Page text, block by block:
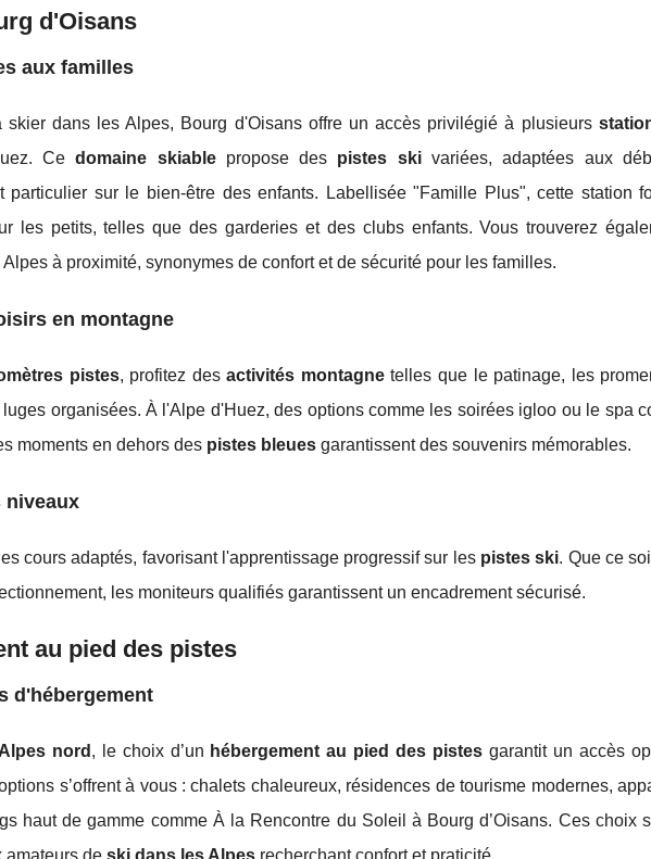
d'Oisans
aux familles
skier dans les Alpes, Bourg d'Oisans offre un accès privilégié à plusieurs
Cedomaine skiablepropose des pistes skivariées, adaptées aux
particulier sur le bien-être des enfants. Labellisée "Famille Plus", cette station
les petits, telles que des garderies et des clubs enfants. Vous trouverez
à proximité, synonymes de confort et de sécurité pour les familles.
en montagne
pistes, profitez desactivités montagnetelles que le patinage, les
organisées. À l'Alpe d'Huez, des options comme les soirées igloo ou le spa
moments en dehors des pistes bleues garantissent des souvenirs mémorables.
niveaux
cours adaptés, favorisant l'apprentissage progressif sur les pistes ski. Que ce
les moniteurs qualifiés garantissent un encadrement sécurisé.
au pied des pistes
d'hébergement
Alpes nord , le choix d’un hébergement au pied des pistes garantit un accès
s’offrent à vous : chalets chaleureux, résidences de tourisme modernes,
haut de gamme comme À la Rencontre du Soleil à Bourg d’Oisans. Ces choix
amateurs de ski dans les Alpes recherchant confort et praticité.